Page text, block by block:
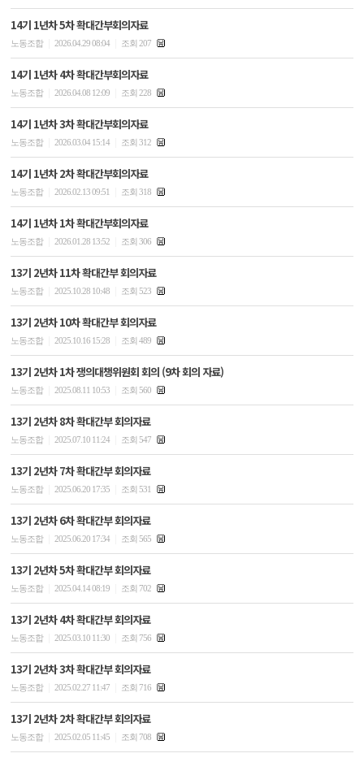
14기 1년차 5차 확대간부회의자료
노동조합 2026.04.29 08:04 조회 207
14기 1년차 4차 확대간부회의자료
노동조합 2026.04.08 12:09 조회 228
14기 1년차 3차 확대간부회의자료
노동조합 2026.03.04 15:14 조회 312
14기 1년차 2차 확대간부회의자료
노동조합 2026.02.13 09:51 조회 318
14기 1년차 1차 확대간부회의자료
노동조합 2026.01.28 13:52 조회 306
13기 2년차 11차 확대간부 회의자료
노동조합 2025.10.28 10:48 조회 523
13기 2년차 10차 확대간부 회의자료
노동조합 2025.10.16 15:28 조회 489
13기 2년차 1차 쟁의대챙위원회 회의 (9차 회의 자료)
노동조합 2025.08.11 10:53 조회 560
13기 2년차 8차 확대간부 회의자료
노동조합 2025.07.10 11:24 조회 547
13기 2년차 7차 확대간부 회의자료
노동조합 2025.06.20 17:35 조회 531
13기 2년차 6차 확대간부 회의자료
노동조합 2025.06.20 17:34 조회 565
13기 2년차 5차 확대간부 회의자료
노동조합 2025.04.14 08:19 조회 702
13기 2년차 4차 확대간부 회의자료
노동조합 2025.03.10 11:30 조회 756
13기 2년차 3차 확대간부 회의자료
노동조합 2025.02.27 11:47 조회 716
13기 2년차 2차 확대간부 회의자료
노동조합 2025.02.05 11:45 조회 708